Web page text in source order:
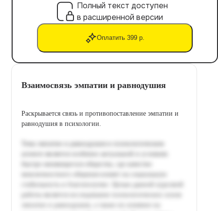
Полный текст доступен
в расширенной версии
Оплатить 399 р.
Взаимосвязь эмпатии и равнодушия
Раскрывается связь и противопоставление эмпатии и
равнодушия в психологии.